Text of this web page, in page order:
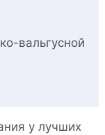
вальгусной
у лучших